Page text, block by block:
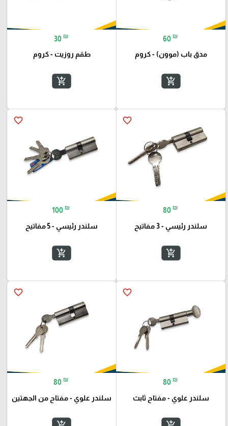
60 ₪
مدق باب (موون) - كروم
add_shopping_cart
30 ₪
طقم روزيت - كروم
add_shopping_cart
favorite_border
80 ₪
سلندر رئيسي - 3 مفاتيح
add_shopping_cart
favorite_border
100 ₪
سلندر رئيسي - 5 مفاتيح
add_shopping_cart
favorite_border
80 ₪
سلندر علوي - مفتاح ثابث
favorite_border
80 ₪
سلندر علوي - مفتاح من الجهتين